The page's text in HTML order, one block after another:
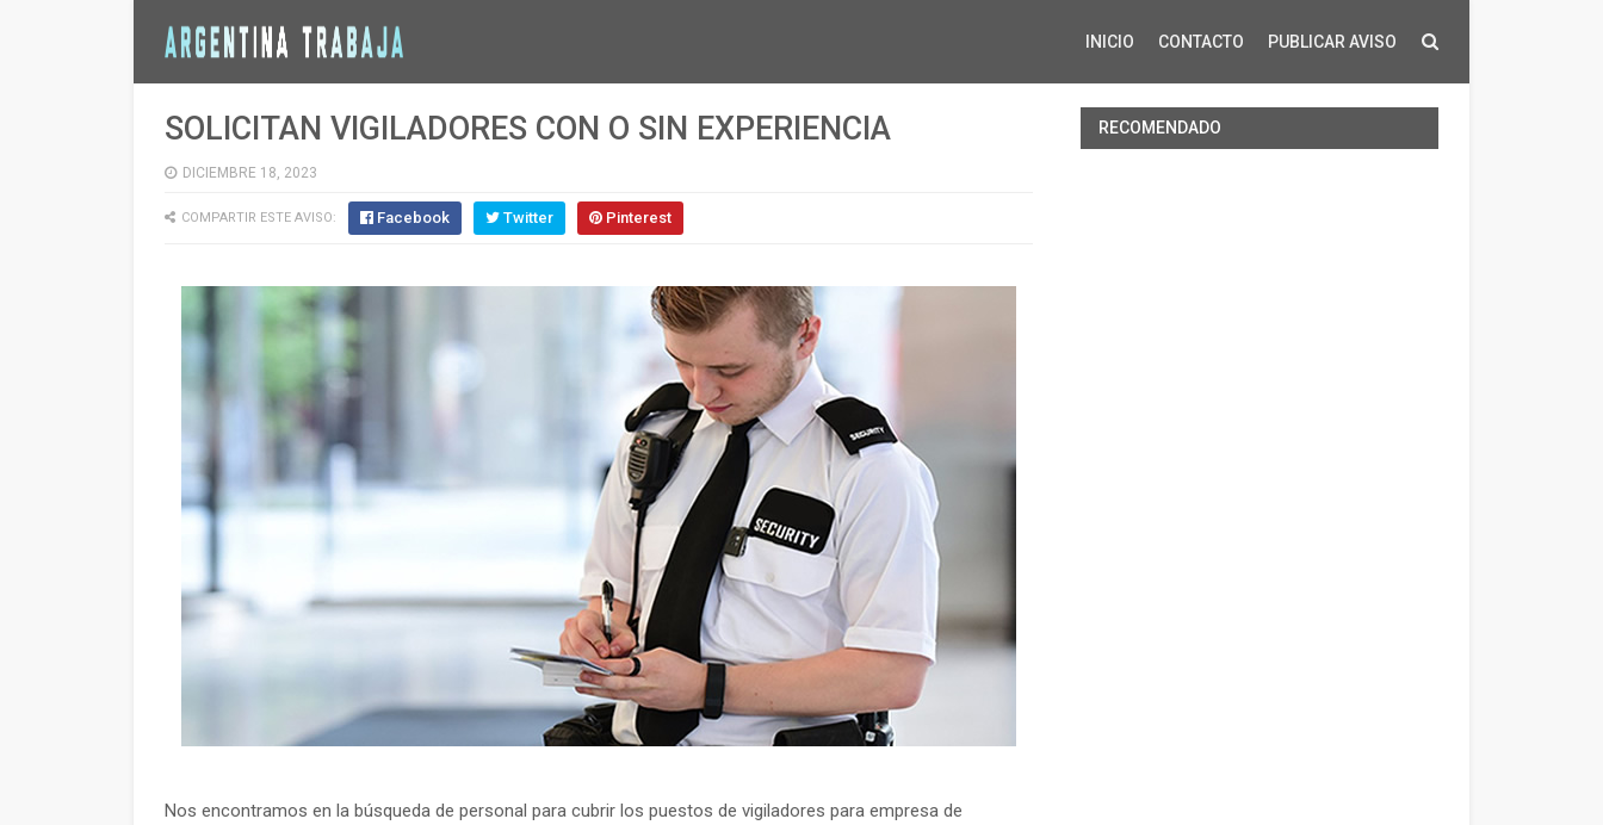
INICIO CONTACTO PUBLICAR AVISO
SOLICITAN VIGILADORES CON O SIN EXPERIENCIA
DICIEMBRE 18, 2023
COMPARTIR ESTE AVISO: Facebook Twitter Pinterest
Nos encontramos en la búsqueda de personal para cubrir los puestos de vigiladores para empresa de
RECOMENDADO